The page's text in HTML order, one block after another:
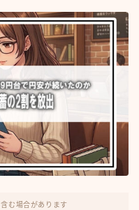
む場合があります